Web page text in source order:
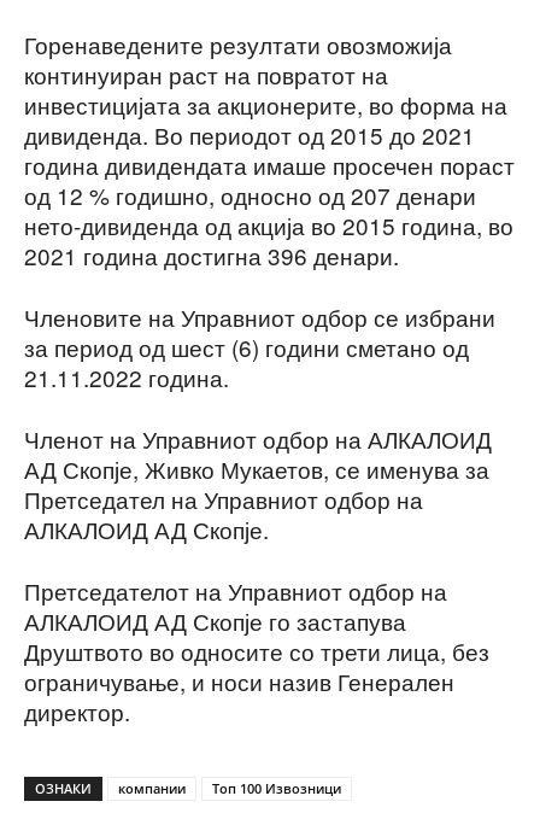
Горенаведените резултати овозможија
континуиран раст на повратот на
инвестицијата за акционерите, во форма на
дивиденда. Во периодот од 2015 до 2021
година дивидендата имаше просечен пораст
од 12 % годишно, односно од 207 денари
нето-дивиденда од акција во 2015 година, во
2021 година достигна 396 денари.
Членовите на Управниот одбор се избрани
за период од шест (6) години сметано од
21.11.2022 година.
Членот на Управниот одбор на АЛКАЛОИД
АД Скопје, Живко Мукаетов, се именува за
Претседател на Управниот одбор на
АЛКАЛОИД АД Скопје.
Претседателот на Управниот одбор на
АЛКАЛОИД АД Скопје го застапува
Друштвото во односите со трети лица, без
ограничување, и носи назив Генерален
директор.
ОЗНАКИ компании Топ 100 Извозници